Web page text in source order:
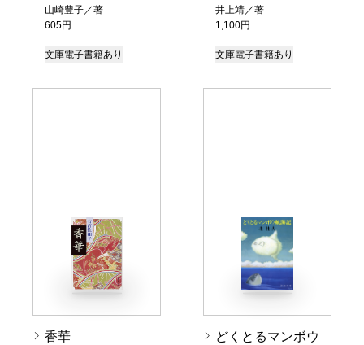
山崎豊子／著
605円
文庫電子書籍あり
井上靖／著
1,100円
文庫電子書籍あり
香華
どくとるマンボウ